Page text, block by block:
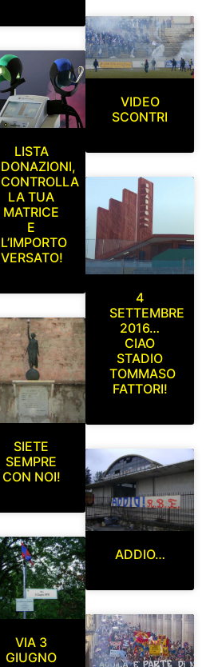
LISTA
DONAZIONI,
CONTROLLA
LA TUA
MATRICE
E
L’IMPORTO
VERSATO!
SIETE
SEMPRE
CON NOI!
VIA 3
GIUGNO
VIDEO
SCONTRI
4
SETTEMBRE
2016…
CIAO
STADIO
TOMMASO
FATTORI!
ADDIO…